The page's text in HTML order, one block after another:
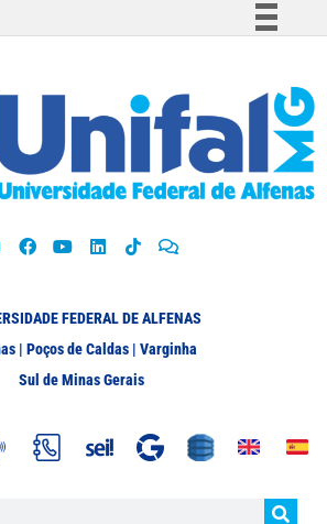
Participe
Acesso à informação
Legislação
FEDERAL DE ALFENAS
| Poços de Caldas | Varginha
Sul de Minas Gerais